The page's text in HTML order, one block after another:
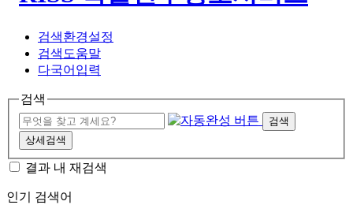
검색환경설정
검색도움말
다국어입력
검색
검색
상세검색
결과 내 재검색
인기 검색어